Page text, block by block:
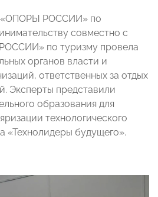
«ОПОРЫ РОССИИ» по
совместно с
по туризму провела
органов власти и
ответственных за отдых
Эксперты представили
образования для
технологического
«Технолидеры будущего».